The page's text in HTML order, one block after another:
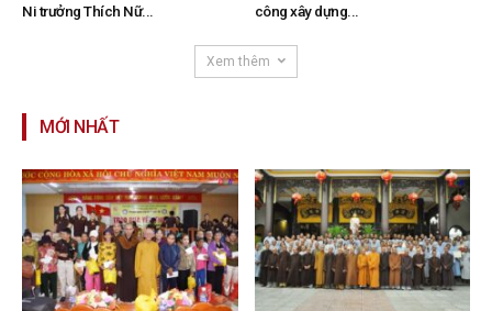
Ni trưởng Thích Nữ...
công xây dựng...
Xem thêm
MỚI NHẤT